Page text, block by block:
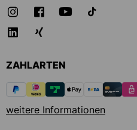
ZAHLARTEN
weitere Informationen